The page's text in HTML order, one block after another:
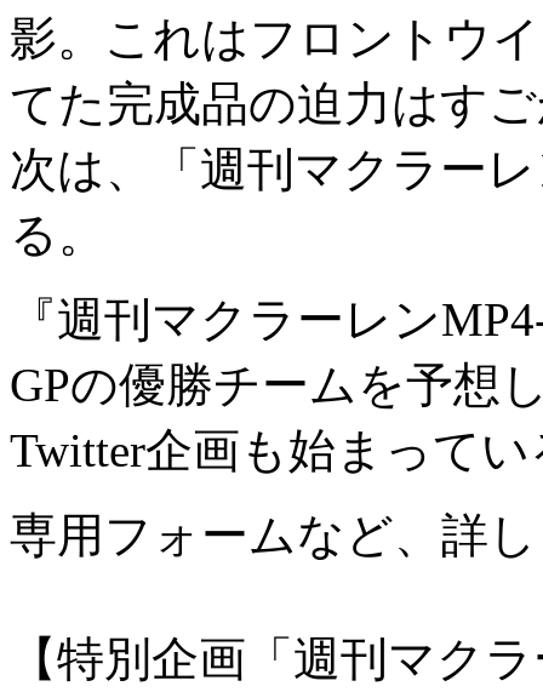
影。これはフロントウ
てた完成品の迫力はす
次は、「週刊マクラー
る。
『週刊マクラーレン
GPの優勝チームを予想
Twitter企画も始まってい
専用フォームなど、詳
【特別企画「週刊マク